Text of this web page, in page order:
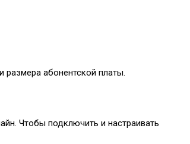
размера абонентской платы.
Чтобы подключить и настраивать